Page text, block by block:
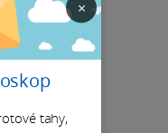
×
tahy,